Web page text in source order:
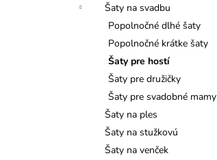
Šaty na svadbu
Popolnočné dlhé šaty
Popolnočné krátke šaty
Šaty pre hostí
Šaty pre družičky
Šaty pre svadobné mamy
Šaty na ples
Šaty na stužkovú
Šaty na venček